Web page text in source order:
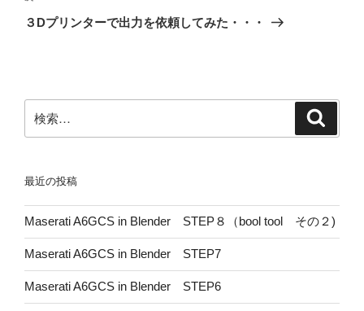
ゲ
ン
の
３Dプリンターで出力を依頼してみた・・・
索:
最近の投稿
Maserati A6GCS in Blender STEP８（bool tool その２)
Maserati A6GCS in Blender STEP7
Maserati A6GCS in Blender STEP6